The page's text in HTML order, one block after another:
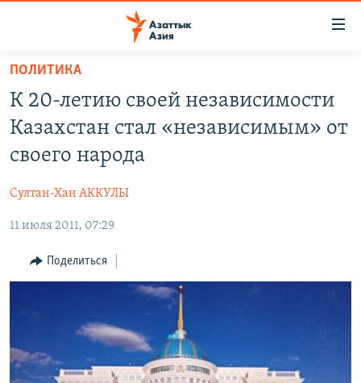
Вернуться
основному
содержанию
главной
навигации
Вернутся
поиску
КЫРГЫЗЧА
ЎЗБЕКЧА
Все сайты РСЕ/РС
ПОЛИТИКА
К 20-летию своей независимости
Казахстан стал «независимым» от
своего народа
Султан-Хан АККУЛЫ
11 июля 2011, 07:29
Поделиться